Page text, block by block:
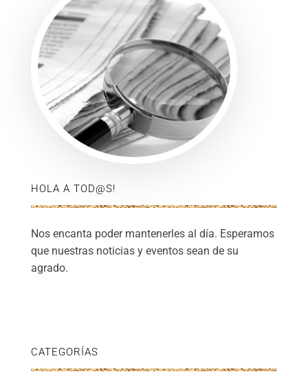
HOLA A TOD@S!
Nos encanta poder mantenerles al día. Esperamos
que nuestras noticias y eventos sean de su
agrado.
CATEGORÍAS